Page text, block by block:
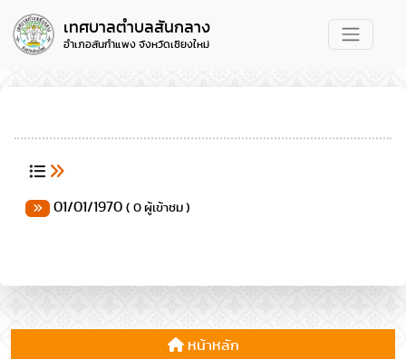
เทศบาลตำบลสันกลาง
อำเภอสันกำแพง จังหวัดเชียงใหม่
หน้าหลัก
01/01/1970 ( 0 ผู้เข้าชม )